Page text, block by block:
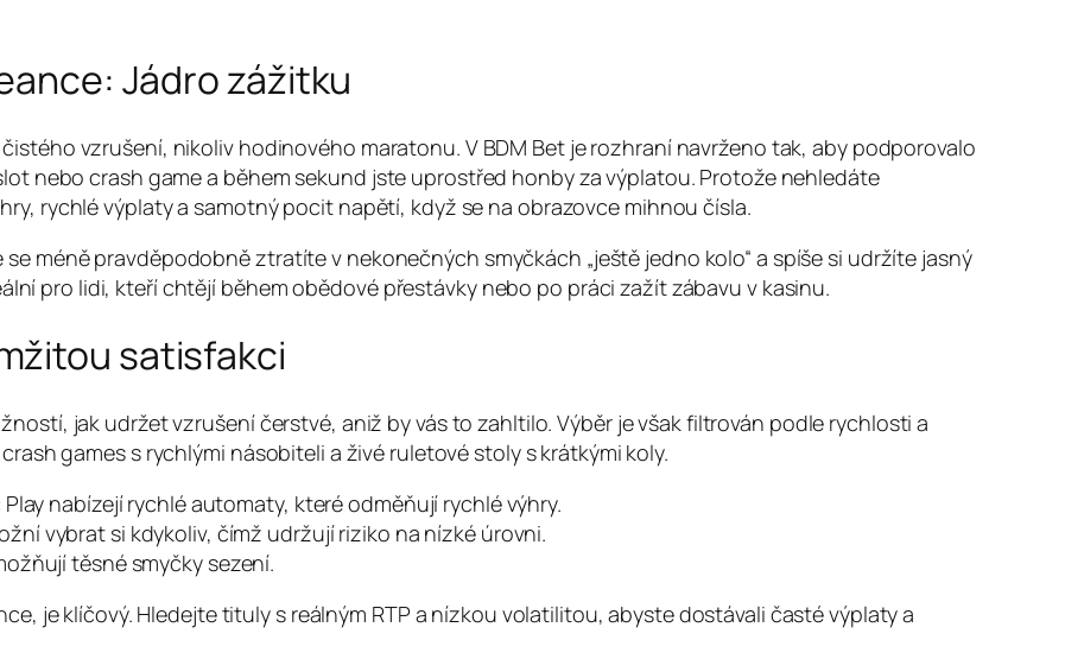
Jádro zážitku
vzrušení, nikoliv hodinového maratonu. V BDM Bet je rozhraní navrženo tak, aby podporovalo
nebo crash game a během sekund jste uprostřed honby za výplatou. Protože nehledáte
rychlé výplaty a samotný pocit napětí, když se na obrazovce mihnou čísla.
méně pravděpodobně ztratíte v nekonečných smyčkách „ještě jedno kolo“ a spíše si udržíte jasný
pro lidi, kteří chtějí během obědové přestávky nebo po práci zažít zábavu v kasinu.
satisfakci
jak udržet vzrušení čerstvé, aniž by vás to zahltilo. Výběr je však filtrován podle rychlosti a
games s rychlými násobiteli a živé ruletové stoly s krátkými koly.
nabízejí rychlé automaty, které odměňují rychlé výhry.
vybrat si kdykoliv, čímž udržují riziko na nízké úrovni.
těsné smyčky sezení.
je klíčový. Hledejte tituly s reálným RTP a nízkou volatilitou, abyste dostávali časté výplaty a